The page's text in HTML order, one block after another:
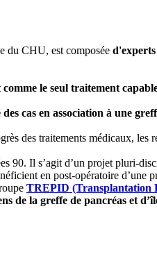
du CHU, est composée
le seul traitement
cas en association à une
des traitements médicaux,
90. Il s’agit d’un projet pluri-
en post-opératoire d’une
TREPID (Transplantation
de la greffe de pancréas et